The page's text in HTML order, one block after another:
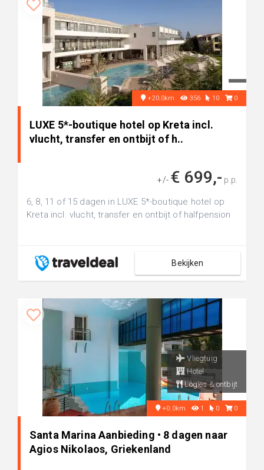
+20.0km 356 10 0
LUXE 5*-boutique hotel op Kreta incl.
vlucht, transfer en ontbijt of h..
+/- € 699,- p.p.
6, 8, 11 of 15 dagen in LUXE 5*-boutique hotel op
Kreta incl. vlucht, transfer en ontbijt of halfpension
Bekijken
Vliegtuig
Hotel
Logies & ontbijt
+0.0km 1 0 0
Santa Marina Aanbieding • 8 dagen naar
Agios Nikolaos, Griekenland